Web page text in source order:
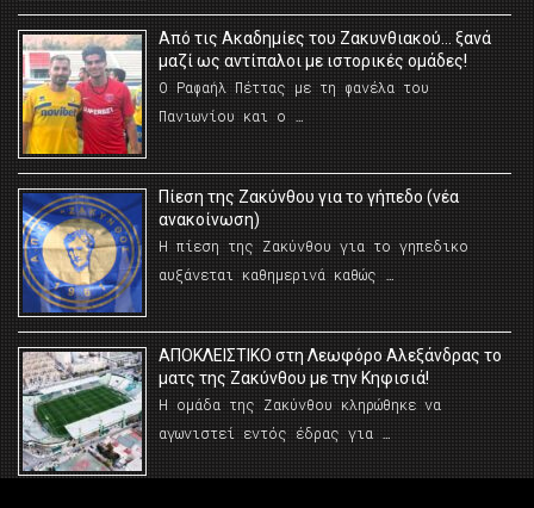
Από τις Ακαδημίες του Ζακυνθιακού… ξανά
μαζί ως αντίπαλοι με ιστορικές ομάδες!
Ο Ραφαήλ Πέττας με τη φανέλα του
Πανιωνίου και ο …
Πίεση της Ζακύνθου για το γήπεδο (νέα
ανακοίνωση)
Η πίεση της Ζακύνθου για το γηπεδικο
αυξάνεται καθημερινά καθώς …
AΠΟΚΛΕΙΣΤΙΚΟ στη Λεωφόρο Αλεξάνδρας το
ματς της Ζακύνθου με την Κηφισιά!
Η ομάδα της Ζακύνθου κληρώθηκε να
αγωνιστεί εντός έδρας για …